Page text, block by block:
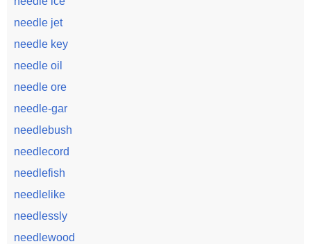
needle jet
needle key
needle oil
needle ore
needle-gar
needlebush
needlecord
needlefish
needlelike
needlessly
needlewood